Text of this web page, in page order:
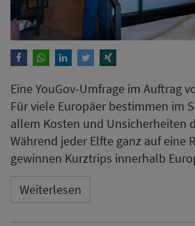
Eine YouGov-Umfrage im Auftrag
Für viele Europäer bestimmen im
allem Kosten und Unsicherheiten
Während jeder Elfte ganz auf eine
gewinnen Kurztrips innerhalb
Weiterlesen